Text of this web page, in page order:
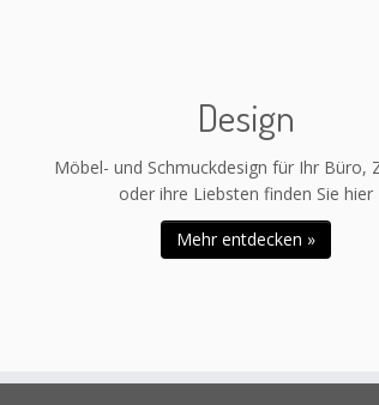
Design
Möbel- und Schmuckdesign für Ihr Büro,
oder ihre Liebsten finden Sie hier
Mehr entdecken »